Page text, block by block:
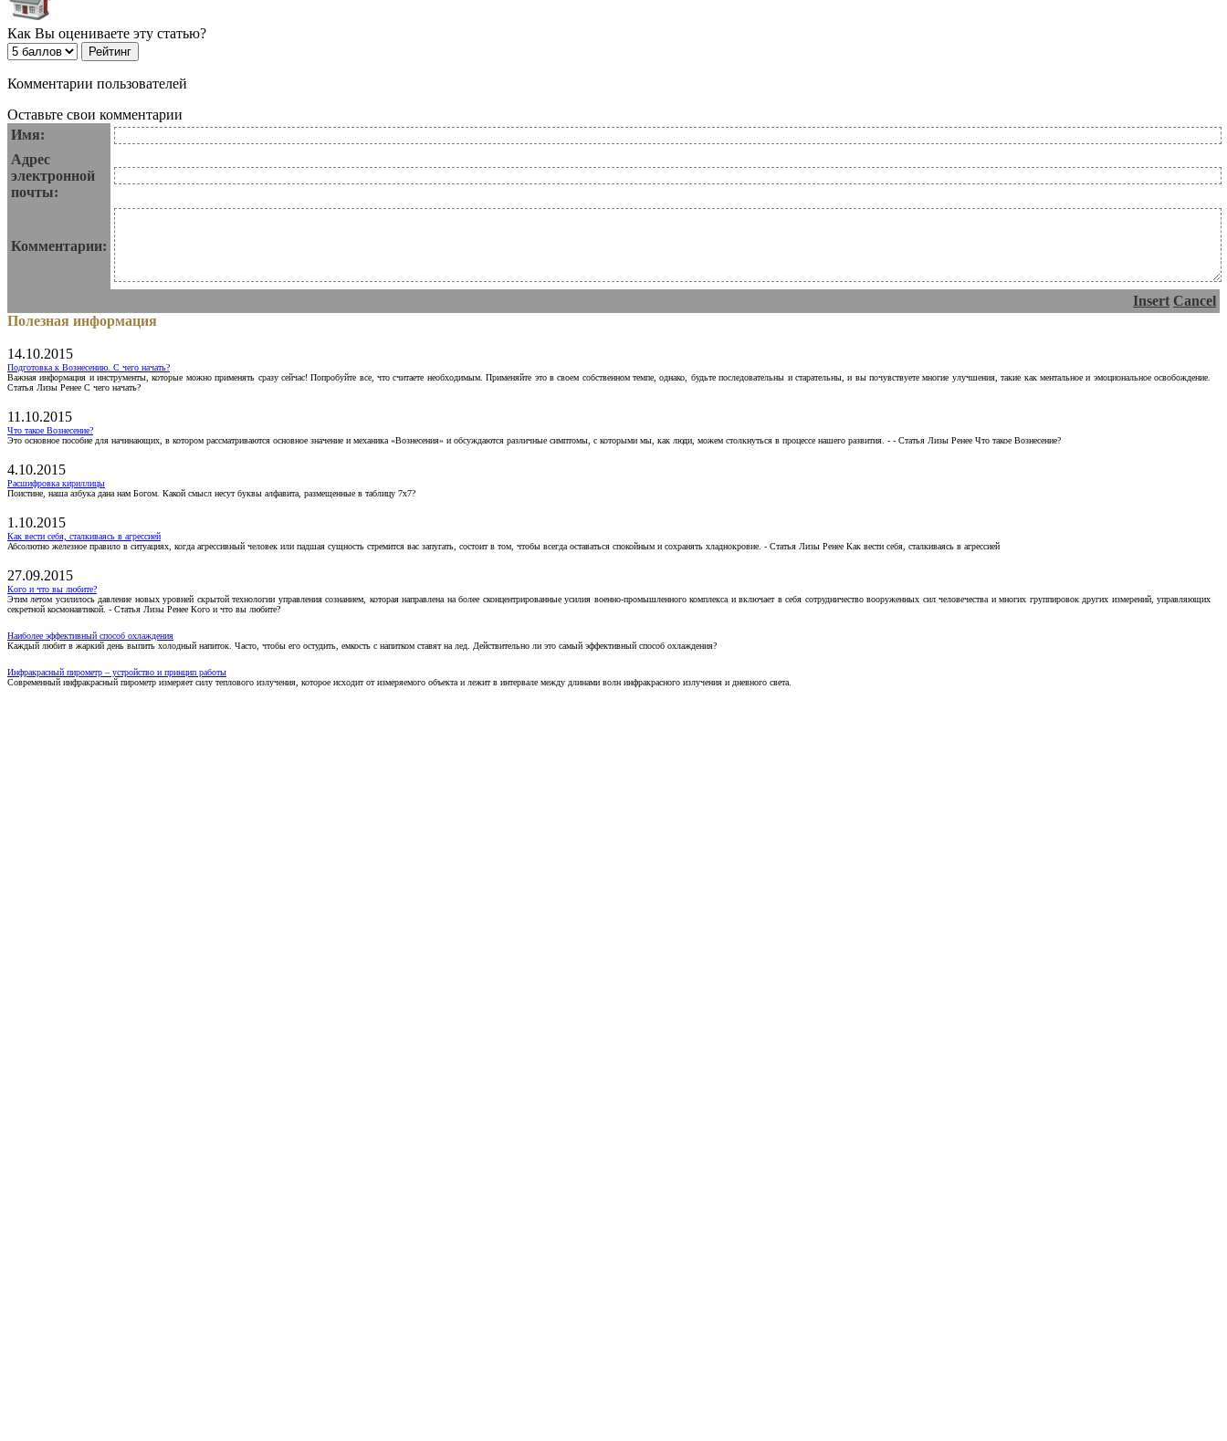
Как Вы оцениваете эту статью?
Комментарии пользователей
Оставьте свои комментарии
Имя:
Адрес
электронной
почты:
Комментарии:
Insert Cancel
Полезная информация
14.10.2015
Подготовка к Вознесению. С чего начать?
Важная информация и инструменты, которые можно применять сразу сейчас! Попробуйте все, что считаете необходимым. Применяйте это в своем собственном темпе, однако, будьте последовательны и старательны, и вы почувствуете многие улучшения, такие как ментальное и эмоциональное освобождение.
Статья Лизы Ренее С чего начать?
11.10.2015
Что такое Вознесение?
Это основное пособие для начинающих, в котором рассматриваются основное значение и механика «Вознесения» и обсуждаются различные симптомы, с которыми мы, как люди, можем столкнуться в процессе нашего развития. - - Статья Лизы Ренее Что такое Вознесение?
4.10.2015
Расшифровка кириллицы
Поистине, наша азбука дана нам Богом. Какой смысл несут буквы алфавита, размещенные в таблицу 7х7?
1.10.2015
Как вести себя, сталкиваясь в агрессией
Абсолютно железное правило в ситуациях, когда агрессивный человек или падшая сущность стремится вас запугать, состоит в том, чтобы всегда оставаться спокойным и сохранять хладнокровие. - Статья Лизы Ренее Как вести себя, сталкиваясь в агрессией
27.09.2015
Кого и что вы любите?
Этим летом усилилось давление новых уровней скрытой технологии управления сознанием, которая направлена на более сконцентрированные усилия военно-промышленного комплекса и включает в себя сотрудничество вооруженных сил человечества и многих группировок других измерений, управляющих
секретной космонавтикой. - Статья Лизы Ренее Кого и что вы любите?
Наиболее эффективный способ охлаждения
Каждый любит в жаркий день выпить холодный напиток. Часто, чтобы его остудить, емкость с напитком ставят на лед. Действительно ли это самый эффективный способ охлаждения?
Инфракрасный пирометр – устройство и принцип работы
Современный инфракрасный пирометр измеряет силу теплового излучения, которое исходит от измеряемого объекта и лежит в интервале между длинами волн инфракрасного излучения и дневного света.